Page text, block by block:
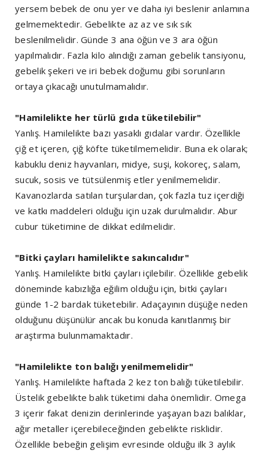
yersem bebek de onu yer ve daha iyi beslenir anlamına
gelmemektedir. Gebelikte az az ve sık sık
beslenilmelidir. Günde 3 ana öğün ve 3 ara öğün
yapılmalıdır. Fazla kilo alındığı zaman gebelik tansiyonu,
gebelik şekeri ve iri bebek doğumu gibi sorunların
ortaya çıkacağı unutulmamalıdır.
"Hamilelikte her türlü gıda tüketilebilir"
Yanlış. Hamilelikte bazı yasaklı gıdalar vardır. Özellikle
çiğ et içeren, çiğ köfte tüketilmemelidir. Buna ek olarak;
kabuklu deniz hayvanları, midye, suşi, kokoreç, salam,
sucuk, sosis ve tütsülenmiş etler yenilmemelidir.
Kavanozlarda satılan turşulardan, çok fazla tuz içerdiği
ve katkı maddeleri olduğu için uzak durulmalıdır. Abur
cubur tüketimine de dikkat edilmelidir.
"Bitki çayları hamilelikte sakıncalıdır"
Yanlış. Hamilelikte bitki çayları içilebilir. Özellikle gebelik
döneminde kabızlığa eğilim olduğu için, bitki çayları
günde 1-2 bardak tüketebilir. Adaçayının düşüğe neden
olduğunu düşünülür ancak bu konuda kanıtlanmış bir
araştırma bulunmamaktadır.
"Hamilelikte ton balığı yenilmemelidir"
Yanlış. Hamilelikte haftada 2 kez ton balığı tüketilebilir.
Üstelik gebelikte balık tüketimi daha önemlidir. Omega
3 içerir fakat denizin derinlerinde yaşayan bazı balıklar,
ağır metaller içerebileceğinden gebelikte risklidir.
Özellikle bebeğin gelişim evresinde olduğu ilk 3 aylık